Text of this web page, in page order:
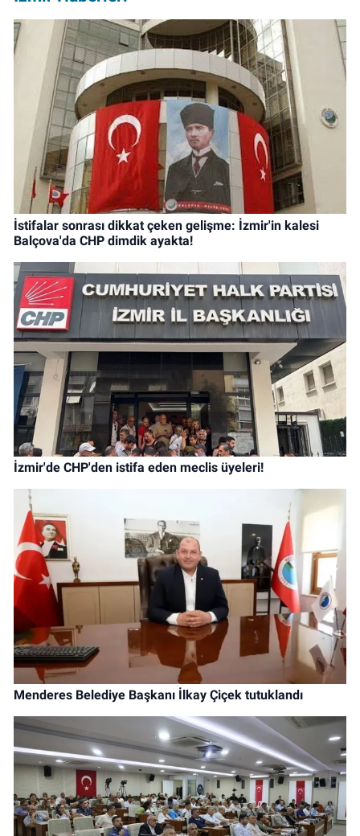
İstifalar sonrası dikkat çeken gelişme: İzmir'in kalesi
Balçova'da CHP dimdik ayakta!
İzmir'de CHP'den istifa eden meclis üyeleri!
Menderes Belediye Başkanı İlkay Çiçek tutuklandı